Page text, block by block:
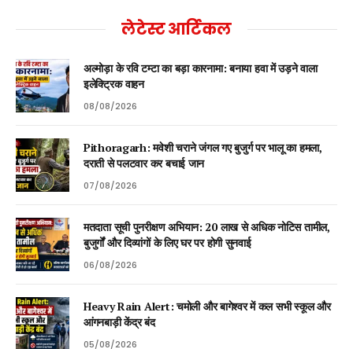
लेटेस्ट आर्टिकल
अल्मोड़ा के रवि टम्टा का बड़ा कारनामा: बनाया हवा में उड़ने वाला
इलेक्ट्रिक वाहन
08/08/2026
Pithoragarh: मवेशी चराने जंगल गए बुजुर्ग पर भालू का हमला,
दराती से पलटवार कर बचाई जान
07/08/2026
मतदाता सूची पुनरीक्षण अभियान: 20 लाख से अधिक नोटिस तामील,
बुजुर्गों और दिव्यांगों के लिए घर पर होगी सुनवाई
06/08/2026
Heavy Rain Alert: चमोली और बागेश्वर में कल सभी स्कूल और
आंगनबाड़ी केंद्र बंद
05/08/2026